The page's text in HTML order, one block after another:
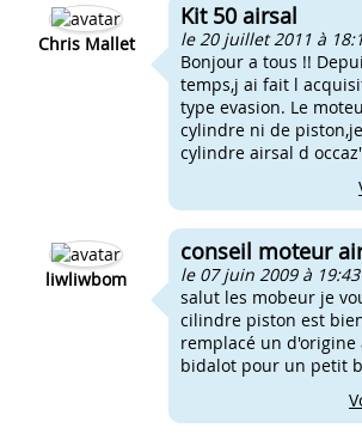
Chris Mallet
Kit 50 airsal
le 20 juillet 2011 à
Bonjour a tous !!
temps,j ai fait l
type evasion. Le
cylindre ni de
cylindre airsal d
liwliwbom
conseil moteur
le 07 juin 2009 à 19:43
salut les mobeur je
cilindre piston est
remplacé un d'origine
bidalot pour un petit